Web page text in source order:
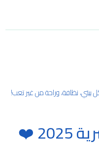
🍽️ طباخ لأسرة مصرية 2025 ❤️